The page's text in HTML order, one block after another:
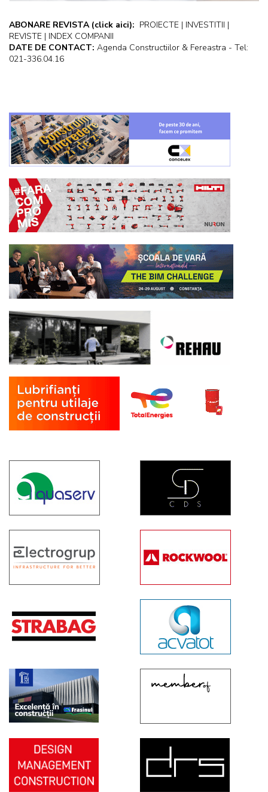
ABONARE REVISTA (click aici): PROIECTE | INVESTITII |
REVISTE | INDEX COMPANII
DATE DE CONTACT: Agenda Constructiilor & Fereastra - Tel:
021-336.04.16